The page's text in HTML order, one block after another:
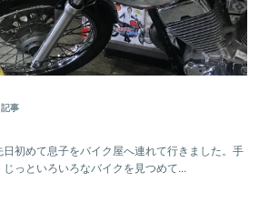
記事
初めて息子をバイク屋へ連れて行きました。手
っといろいろなバイクを見つめて...